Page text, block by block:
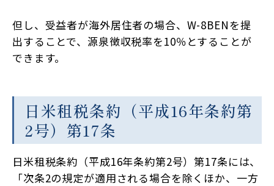
但し、受益者が海外居住者の場合、W-8BENを提
出することで、源泉徴収税率を10％とすることが
できます。
日米租税条約（平成16年条約第
2号）第17条
日米租税条約（平成16年条約第2号）第17条には、
「次条2の規定が適用される場合を除くほか、一方